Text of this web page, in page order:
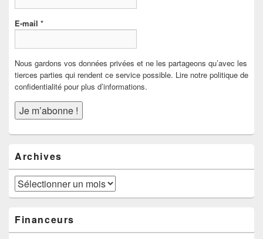
E-mail *
Nous gardons vos données privées et ne les partageons qu’avec les
tierces parties qui rendent ce service possible. Lire notre politique de
confidentialité pour plus d’informations.
Archives
Archives
Financeurs